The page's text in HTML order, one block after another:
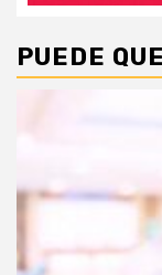
PUEDE